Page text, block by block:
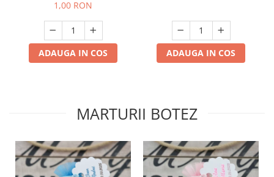
1,00 RON
ADAUGA IN COS ADAUGA IN COS
MARTURII BOTEZ